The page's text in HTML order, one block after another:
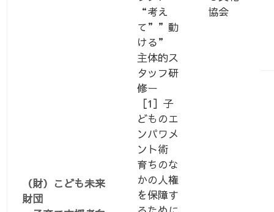
（財）こども未来
財団
“考え
て””動
ける”
主体的ス
タッフ研
修ー
［1］子
どものエ
ンパワメ
ント術
育ちのな
かの人権
を保障す
協会